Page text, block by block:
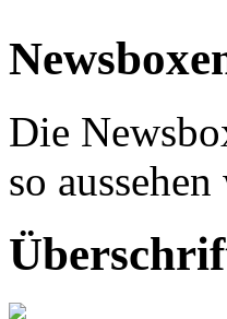
Die
so